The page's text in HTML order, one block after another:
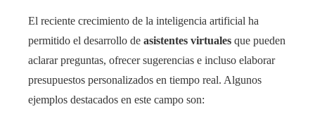
El reciente crecimiento de la inteligencia artificial ha
permitido el desarrollo de asistentes virtuales que pueden
aclarar preguntas, ofrecer sugerencias e incluso elaborar
presupuestos personalizados en tiempo real. Algunos
ejemplos destacados en este campo son: